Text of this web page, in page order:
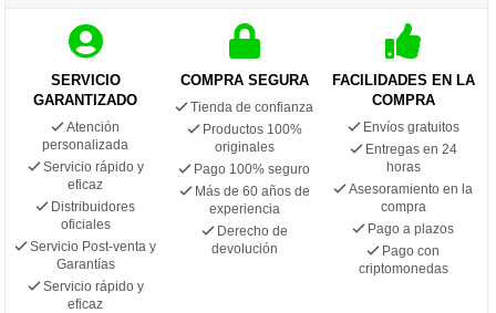
SERVICIO
GARANTIZADO
Atención
personalizada
Servicio rápido y
eficaz
Distribuidores
oficiales
Servicio Post-venta y
Garantías
Servicio rápido y
eficaz
COMPRA SEGURA
Tienda de confianza
Productos 100%
originales
Pago 100% seguro
Más de 60 años de
experiencia
Derecho de
devolución
FACILIDADES EN LA
COMPRA
Envíos gratuitos
Entregas en 24
horas
Asesoramiento en la
compra
Pago a plazos
Pago con
criptomonedas